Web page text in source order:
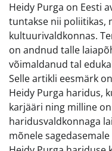
Heidy Purga on Eesti
tuntakse nii poliitikas,
kultuurivaldkonnas.
on andnud talle
võimaldanud tal
Selle artikli eesmärk
Heidy Purga haridus,
karjääri ning milline
haridusvaldkonnaga
mõnele